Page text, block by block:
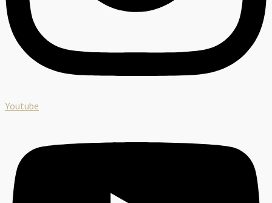
Youtube